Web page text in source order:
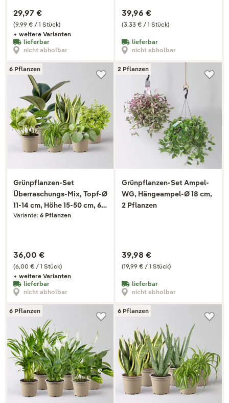
(9,99 € / 1 Stück)
29,97 €
+ weitere Varianten
lieferbar
nicht abholbar
(3,33 € / 1 Stück)
39,96 €
lieferbar
nicht abholbar
6 Pflanzen
Grünpflanzen-Set
Überraschungs-Mix, Topf-Ø
11-14 cm, Höhe 15-50 cm, 6
Pflanzen
Variante: 6 Pflanzen
(6,00 € / 1 Stück)
36,00 €
+ weitere Varianten
lieferbar
nicht abholbar
2 Pflanzen
Grünpflanzen-Set Ampel-
WG, Hängeampel-Ø 18 cm,
2 Pflanzen
(19,99 € / 1 Stück)
39,98 €
lieferbar
nicht abholbar
6 Pflanzen 6 Pflanzen